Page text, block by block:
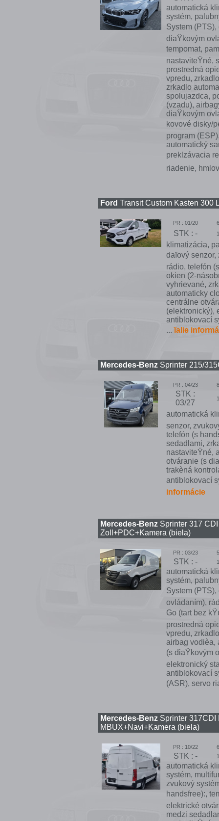
automatická
systém,
System (PTS),
diaŸkovým
tempomat,
nastaviteŸné,
prostredná
vpredu,
zrkadlo
spolujazdca,
(vzadu),
diaŸkovým
kovové disky/
program
automatický
preklzávacia
riadenie,
Ford Transit Custom Kasten 300
PR : 01/20
STK : -
klimatizácia,
daïový
rádio, telefón
okien (2-
vyhrievané,
automaticky
centrálne
(elektronický),
antiblokovací
...ïalie
Mercedes-Benz Sprinter 215/
PR : 04/23
STK :
03/27
automatická
senzor,
telefón (s
sedadlami,
nastaviteŸné,
otváranie (s
trakèná
antiblokovací
informácie
Mercedes-Benz Sprinter 317
Zoll+PDC+Kamera (biela)
PR : 03/23
STK : -
automatická
systém,
System (PTS),
ovládaním),
Go (tart bez
prostredná
vpredu,
airbag vodièa,
(s diaŸkovým
elektronický
antiblokovací
(ASR), servo
Mercedes-Benz Sprinter 317CDI
MBUX+Navi+Kamera (biela)
PR : 10/22
STK : -
automatická
systém,
zvukový
handsfree):,
elektrické
medzi